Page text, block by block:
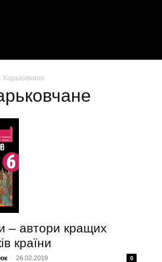
Харьковчане
– автори кращих
країни
- 26.02.2019 0